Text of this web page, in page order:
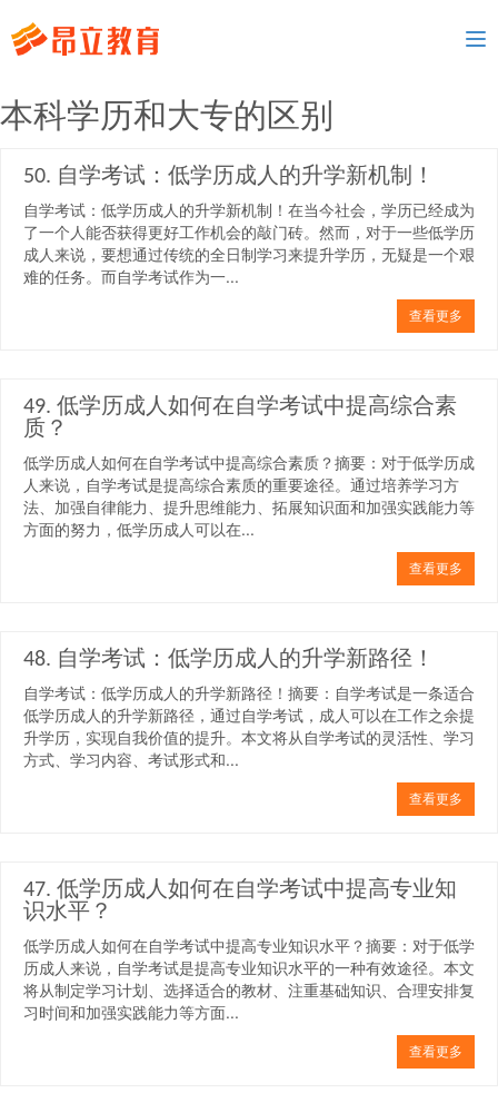
本科学历和大专的区别
50. 自学考试：低学历成人的升学新机制！
自学考试：低学历成人的升学新机制！在当今社会，学历已经成为
了一个人能否获得更好工作机会的敲门砖。然而，对于一些低学历
成人来说，要想通过传统的全日制学习来提升学历，无疑是一个艰
难的任务。而自学考试作为一...
查看更多
49. 低学历成人如何在自学考试中提高综合素
质？
低学历成人如何在自学考试中提高综合素质？摘要：对于低学历成
人来说，自学考试是提高综合素质的重要途径。通过培养学习方
法、加强自律能力、提升思维能力、拓展知识面和加强实践能力等
方面的努力，低学历成人可以在...
查看更多
48. 自学考试：低学历成人的升学新路径！
自学考试：低学历成人的升学新路径！摘要：自学考试是一条适合
低学历成人的升学新路径，通过自学考试，成人可以在工作之余提
升学历，实现自我价值的提升。本文将从自学考试的灵活性、学习
方式、学习内容、考试形式和...
查看更多
47. 低学历成人如何在自学考试中提高专业知
识水平？
低学历成人如何在自学考试中提高专业知识水平？摘要：对于低学
历成人来说，自学考试是提高专业知识水平的一种有效途径。本文
将从制定学习计划、选择适合的教材、注重基础知识、合理安排复
习时间和加强实践能力等方面...
查看更多